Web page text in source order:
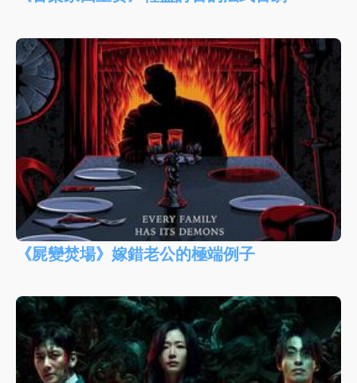
《屍變焚場》嫁錯老公的極端例子